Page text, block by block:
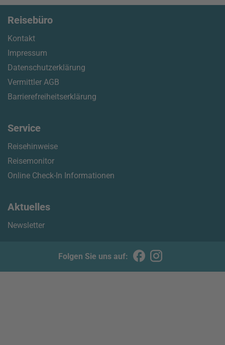
Reisebüro
Kontakt
Impressum
Datenschutzerklärung
Vermittler AGB
Barrierefreiheitserklärung
Service
Reisehinweise
Reisemonitor
Online Check-In Informationen
Aktuelles
Newsletter
Folgen Sie uns auf: